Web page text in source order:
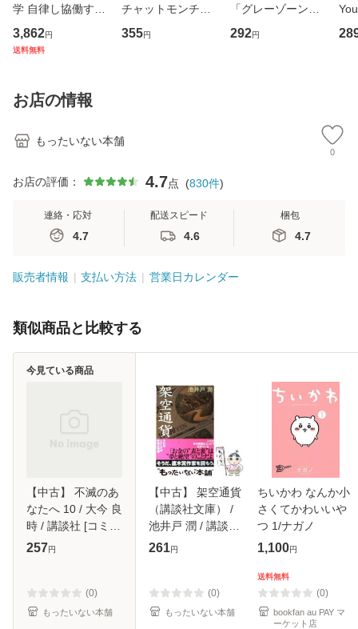
学 自律し協働する
専門職の看護マネ
ジメントスキル 改
恵 藤本幸三 / 南江
堂 [単行
3,862円
送料無料
チャットモンチー /
キューンレコード
[CD]【メール便送
355円
「グレーゾーン」
その正しい理解と
克服法 (SB新書 57
292円
のが
お店の情報
もったいない本舗
0
お店の評価： 4.7点 (830件)
連絡・応対
4.7
配送スピード
4.6
梱包
4.7
販売者情報 支払い方法 営業日カレンダー
類似商品と比較する
【中古】 不滅のあ
なたへ 10 / 大今 良
時 / 講談社 [コミッ
ク]【メール便送料
257円
(0)
もったいない本舗
今見ている商品
【中古】 架空通貨
（講談社文庫） /
池井戸 潤 / 講談社
[文庫]【メール便送
261円
(0)
もったいない本舗
ちいかわ なんか小
さくてかわいいや
つ 1/ナガノ
1,100円
送料無料
(0)
bookfan au PAY マ
ーケット店